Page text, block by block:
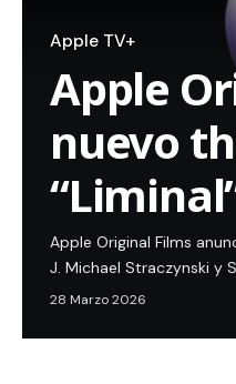
Apple TV+
Apple
nuevo
Apple Original Films
J. Michael Straczynski y
28 Marzo 2026